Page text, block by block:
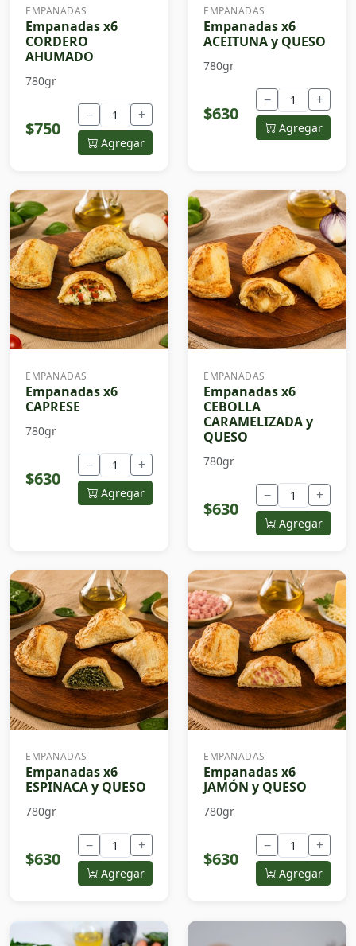
EMPANADAS
Empanadas x6
CORDERO
AHUMADO
780gr
$750
− +
Agregar
EMPANADAS
Empanadas x6
ACEITUNA y QUESO
780gr
$630
− +
Agregar
EMPANADAS
Empanadas x6
CAPRESE
780gr
$630
− +
Agregar
EMPANADAS
Empanadas x6
CEBOLLA
CARAMELIZADA y
QUESO
780gr
$630
− +
Agregar
EMPANADAS
Empanadas x6
ESPINACA y QUESO
780gr
$630
− +
Agregar
EMPANADAS
Empanadas x6
JAMÓN y QUESO
780gr
$630
− +
Agregar